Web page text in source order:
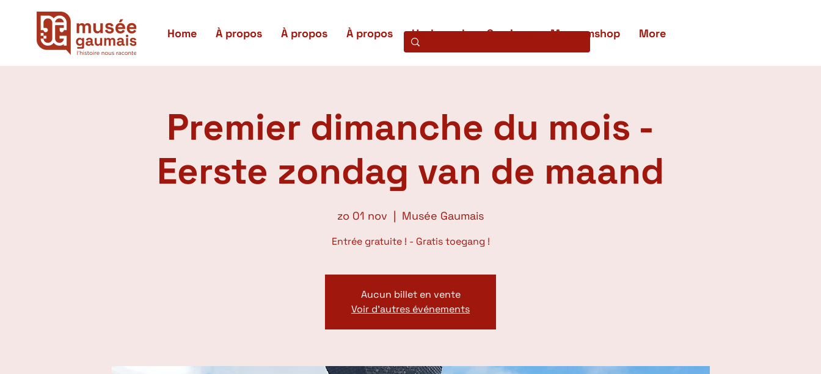
Home À propos À propos À propos Uw bezoek Services Museumshop More
Premier dimanche du mois -
Eerste zondag van de maand
zo 01 nov
  |
Musée Gaumais
Entrée gratuite ! - Gratis toegang !
Aucun billet en vente
Voir d'autres événements